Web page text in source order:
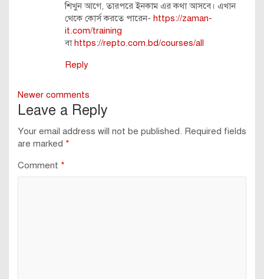
শিখুন আগে, তারপরে ইনকাম এর কথা আসবে। এখান
থেকে কোর্স করতে পারেন- https://zaman-
it.com/training
বাhttps://repto.com.bd/courses/all
Reply
Comments
navigation
Newer comments
Leave a Reply
Your email address will not be published. Required fields
are marked *
Comment *